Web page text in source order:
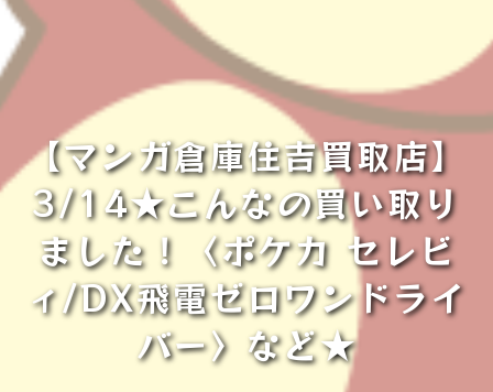
【マンガ倉庫住吉買取店】
3/14★こんなの買い取り
ました！〈ポケカ セレビ
ィ/DX飛電ゼロワンドライ
バー〉など★